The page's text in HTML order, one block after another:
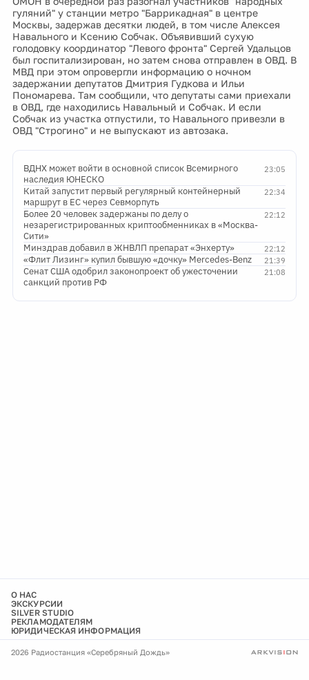
гуляний" у станции метро "Баррикадная" в центре
Москвы, задержав десятки людей, в том числе Алексея
Навального и Ксению Собчак. Объявивший сухую
голодовку координатор "Левого фронта" Сергей Удальцов
был госпитализирован, но затем снова отправлен в ОВД. В
МВД при этом опровергли информацию о ночном
задержании депутатов Дмитрия Гудкова и Ильи
Пономарева. Там сообщили, что депутаты сами приехали
в ОВД, где находились Навальный и Собчак. И если
Собчак из участка отпустили, то Навального привезли в
ОВД "Строгино" и не выпускают из автозака.
23:05
ВДНХ может войти в основной список Всемирного
наследия ЮНЕСКО
22:34
Китай запустит первый регулярный контейнерный
маршрут в ЕС через Севморпуть
22:12
Более 20 человек задержаны по делу о
незарегистрированных криптообменниках в «Москва-
Сити»
22:12
Минздрав добавил в ЖНВЛП препарат «Энхерту»
21:39
«Флит Лизинг» купил бывшую «дочку» Mercedes-Benz
21:08
Сенат США одобрил законопроект об ужесточении
санкций против РФ
О НАС
ЭКСКУРСИИ
SILVER STUDIO
РЕКЛАМОДАТЕЛЯМ
ЮРИДИЧЕСКАЯ ИНФОРМАЦИЯ
2026 Радиостанция «Серебряный Дождь»